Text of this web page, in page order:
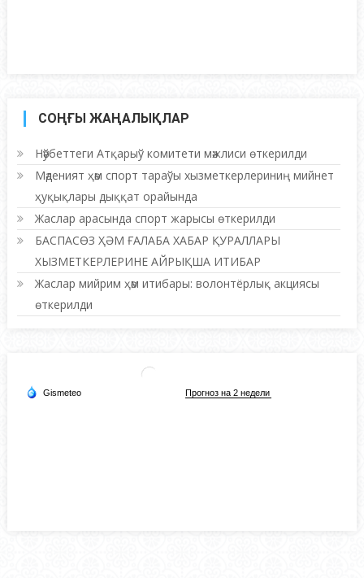
СОҢҒЫ ЖАҢАЛЫҚЛАР
Нәўбеттеги Атқарыў комитети мәжлиси өткерилди
Мәденият ҳәм спорт тараўы хызметкерлериниң мийнет
ҳуқықлары дыққат орайында
Жаслар арасында спорт жарысы өткерилди
БАСПАСӨЗ ҲӘМ ҒАЛАБА ХАБАР ҚУРАЛЛАРЫ
ХЫЗМЕТКЕРЛЕРИНЕ АЙРЫҚША ИТИБАР
Жаслар мийрим ҳәм итибары: волонтёрлық акциясы
өткерилди